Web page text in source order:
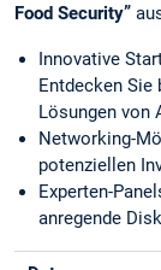
Food Security”
Innovative
Entdecken Sie
Lösungen von
Networking-
potenziellen
Experten-
anregende